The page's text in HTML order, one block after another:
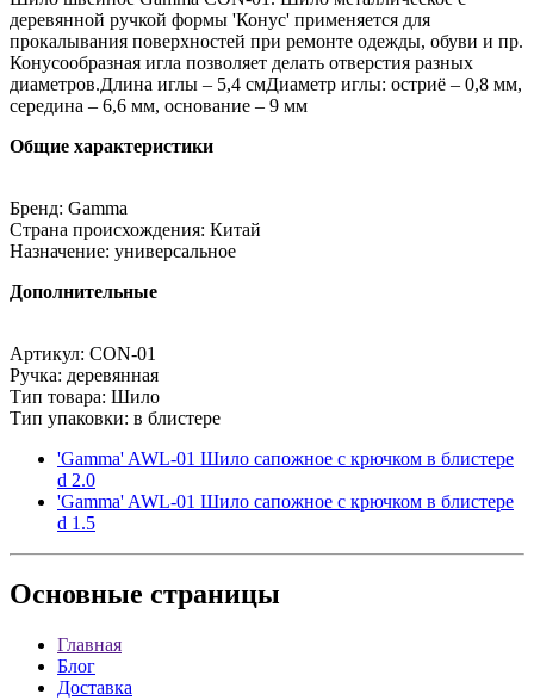
деревянной ручкой формы 'Конус' применяется для
прокалывания поверхностей при ремонте одежды, обуви и пр.
Конусообразная игла позволяет делать отверстия разных
диаметров.Длина иглы – 5,4 смДиаметр иглы: остриё – 0,8 мм,
середина – 6,6 мм, основание – 9 мм
Общие характеристики
Бренд: Gamma
Страна происхождения: Китай
Назначение: универсальное
Дополнительные
Артикул: CON-01
Ручка: деревянная
Тип товара: Шило
Тип упаковки: в блистере
'Gamma' AWL-01 Шило сапожное с крючком в блистере
d 2.0
'Gamma' AWL-01 Шило сапожное с крючком в блистере
d 1.5
Основные страницы
Главная
Блог
Доставка